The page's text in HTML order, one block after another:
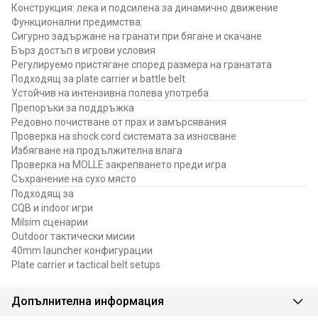
Конструкция: лека и подсилена за динамично движение
Функционални предимства:
Сигурно задържане на гранати при бягане и скачане
Бърз достъп в игрови условия
Регулируемо пристягане според размера на гранатата
Подходящ за plate carrier и battle belt
Устойчив на интензивна полева употреба
Препоръки за поддръжка
Редовно почистване от прах и замърсявания
Проверка на shock cord системата за износване
Избягване на продължителна влага
Проверка на MOLLE закрепването преди игра
Съхранение на сухо място
Подходящ за
CQB и indoor игри
Milsim сценарии
Outdoor тактически мисии
40mm launcher конфигурации
Plate carrier и tactical belt setups
Допълнителна информация